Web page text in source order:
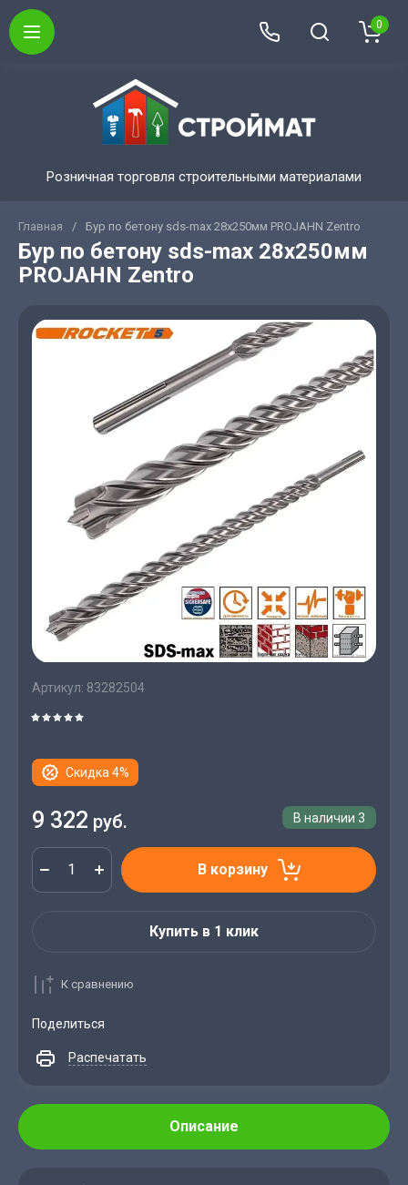
Розничная торговля строительными материалами
0
Главная / Бур по бетону sds-max 28x250мм PROJAHN Zentro
Бур по бетону sds-max 28x250мм
PROJAHN Zentro
Артикул: 83282504
Скидка 4%
В наличии 3
9 322 руб.
В корзину
Купить в 1 клик
К сравнению
Поделиться
Распечатать
Описание